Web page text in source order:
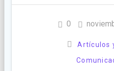
0
Artículos